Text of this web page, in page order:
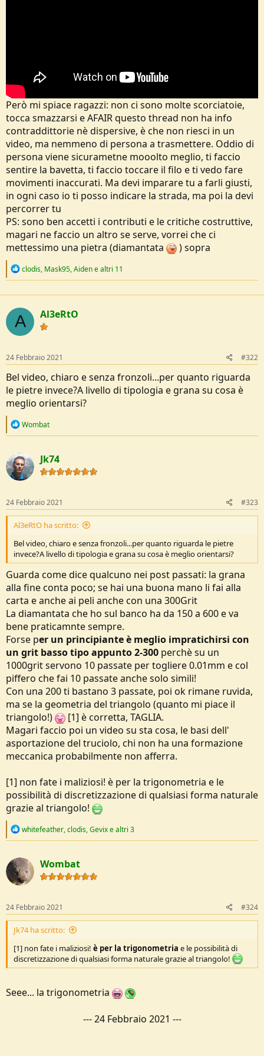
Però mi spiace ragazzi: non ci sono molte scorciatoie,
tocca smazzarsi e AFAIR questo thread non ha info
contraddittorie nè dispersive, è che non riesci in un
video, ma nemmeno di persona a trasmettere. Oddio di
persona viene sicurametne mooolto meglio, ti faccio
sentire la bavetta, ti faccio toccare il filo e ti vedo fare
movimenti inaccurati. Ma devi imparare tu a farli giusti,
in ogni caso io ti posso indicare la strada, ma poi la devi
percorrer tu
PS: sono ben accetti i contributi e le critiche costruttive,
magari ne faccio un altro se serve, vorrei che ci
mettessimo una pietra (diamantata
) sopra
R
c
t
i
o
n
clodis, Mask95,Aidene altri 11
A Al3eRtO
24 Febbraio 2021 #322
Bel video, chiaro e senza fronzoli...per quanto riguarda
le pietre invece?A livello di tipologia e grana su cosa è
meglio orientarsi?
R
c
t
i
o
s
:
Wombat
Jk74
24 Febbraio 2021 #323
Al3eRtO ha scritto:
Bel video, chiaro e senza fronzoli...per quanto riguarda le pietre
invece?A livello di tipologia e grana su cosa è meglio orientarsi?
Guarda come dice qualcuno nei post passati: la grana
alla fine conta poco; se hai una buona mano li fai alla
carta e anche ai peli anche con una 300Grit
La diamantata che ho sul banco ha da 150 a 600 e va
bene praticamnte sempre.
Forse per un principiante è meglio impratichirsi con
un grit basso tipo appunto 2-300 perchè su un
1000grit servono 10 passate per togliere 0.01mm e col
piffero che fai 10 passate anche solo simili!
Con una 200 ti bastano 3 passate, poi ok rimane ruvida,
ma se la geometria del triangolo (quanto mi piace il
triangolo!)
[1] è corretta, TAGLIA.
Magari faccio poi un video su sta cosa, le basi dell'
asportazione del truciolo, chi non ha una formazione
meccanica probabilmente non afferra.
[1] non fate i maliziosi! è per la trigonometria e le
possibilità di discretizzazione di qualsiasi forma naturale
grazie al triangolo!
R
c
t
i
o
s
:
whitefeather,clodis,Gevixe altri 3
Wombat
24 Febbraio 2021 #324
Jk74 ha scritto:
[1] non fate i maliziosi! è per la trigonometria e le possibilità di
discretizzazione di qualsiasi forma naturale grazie al triangolo!
Seee... la trigonometria
---24 Febbraio 2021 ---